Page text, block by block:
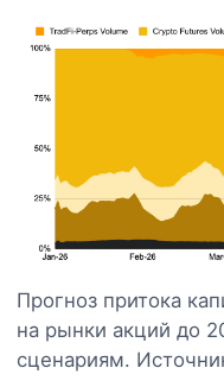
Прогноз притока
на рынки акций до
сценариям.